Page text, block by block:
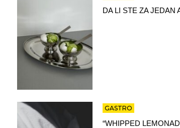
DA LI STE ZA JEDAN
GASTRO
“WHIPPED